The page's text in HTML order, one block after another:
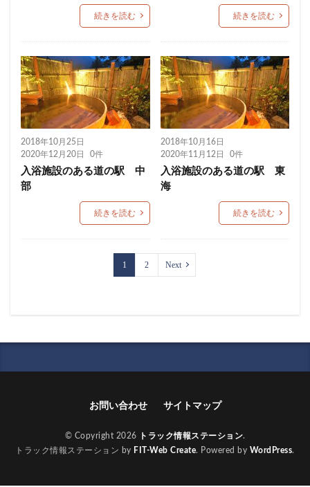
続きを読む 続きを読む
2018年10月25日
2020年12月20日
0件
入浴施設のある道の駅 中
部
続きを読む
2018年10月16日
2020年11月12日
0件
入浴施設のある道の駅 東
海
続きを読む
1 2 Next
お問い合わせ サイトマップ
© Copyright 2026 トラック情報ステーション.
トラック情報ステーション by FIT-Web Create. Powered by WordPress.